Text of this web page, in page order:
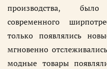
производства,
современного
только появлялись
мгновенно
модные товары